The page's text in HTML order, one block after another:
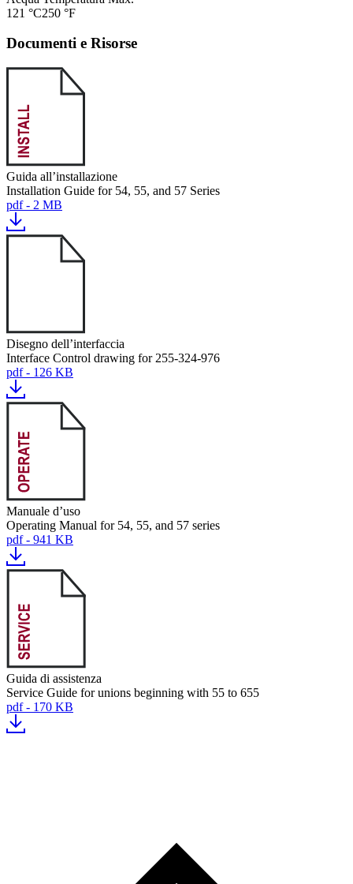
121 °C250 °F
Documenti e Risorse
Guida all’installazione
Installation Guide for 54, 55, and 57 Series
pdf - 2 MB
Disegno dell’interfaccia
Interface Control drawing for 255-324-976
pdf - 126 KB
Manuale d’uso
Operating Manual for 54, 55, and 57 series
pdf - 941 KB
Guida di assistenza
Service Guide for unions beginning with 55 to 655
pdf - 170 KB